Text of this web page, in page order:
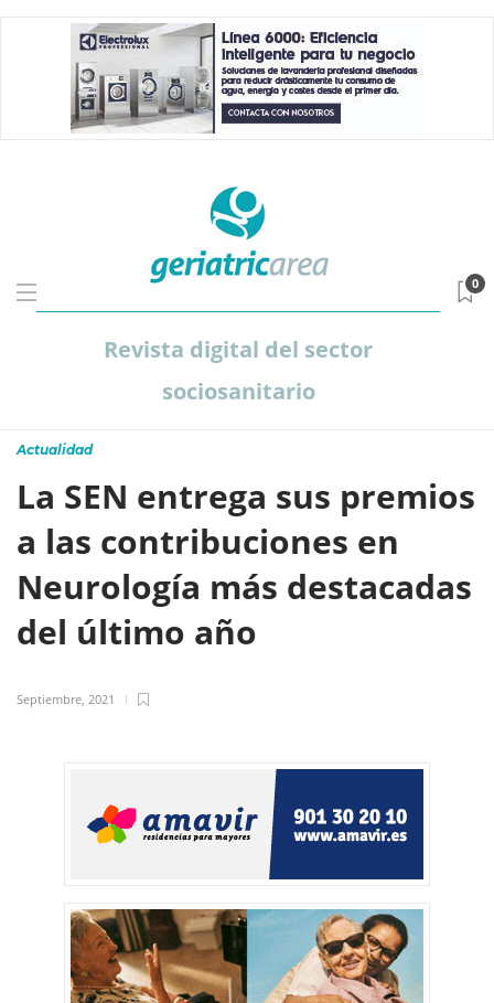
Revista digital del sector
sociosanitario
0
Actualidad
La SEN entrega sus premios
a las contribuciones en
Neurología más destacadas
del último año
Septiembre, 2021